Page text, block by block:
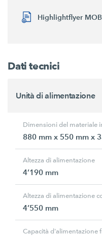
Highlightflyer
Dati tecnici
Unità di alimentazione
Dimensioni del materiale
880 mm x 550 mm x
Altezza di alimentazione
4’190 mm
Altezza di alimentazione
4’550 mm
Capacità d'alimentazione